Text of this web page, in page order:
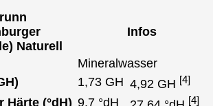
Naturell
Infos
Mineralwasser
1,73 GH 4,92 GH [4]
Härte (°dH) 9,7 °dH [4]